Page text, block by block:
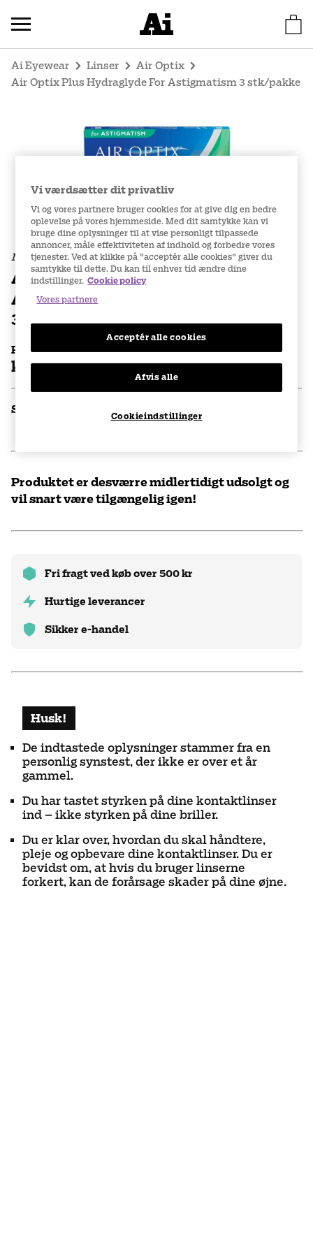
Ai Eyewear Linser
Air Optix
Air Optix Plus Hydraglyde For Astigmatism 3 stk/pakke
Månedslinser
Air Optix Plus Hydraglyde For
Astigmatism
3 stk/pakke
Pris per stk
kr. 175
Specifikationer
Produktet er desværre midlertidigt udsolgt og
vil snart være tilgængelig igen!
Fri fragt ved køb over 500 kr
Hurtige leverancer
Sikker e-handel
Husk!
De indtastede oplysninger stammer fra en
personlig synstest, der ikke er over et år
gammel.
Du har tastet styrken på dine kontaktlinser
ind – ikke styrken på dine briller.
Du er klar over, hvordan du skal håndtere,
pleje og opbevare dine kontaktlinser. Du er
bevidst om, at hvis du bruger linserne
forkert, kan de forårsage skader på dine øjne.
Vi værdsætter dit privatliv
Vi og vores partnere bruger cookies for at give dig en bedre
oplevelse på vores hjemmeside. Med dit samtykke kan vi
bruge dine oplysninger til at vise personligt tilpassede
annoncer, måle effektiviteten af indhold og forbedre vores
tjenester. Ved at klikke på "acceptér alle cookies" giver du
samtykke til dette. Du kan til enhver tid ændre dine
indstillinger. Cookie policy
Vores partnere
Cookieindstillinger
Afvis alle
Acceptér alle cookies